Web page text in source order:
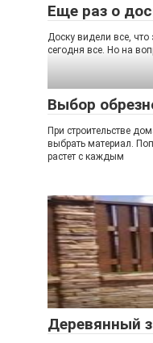
Еще раз о
Доску видели все, что
сегодня все. Но на
Выбор
При строительстве
выбрать материал.
растет с каждым
Деревянный